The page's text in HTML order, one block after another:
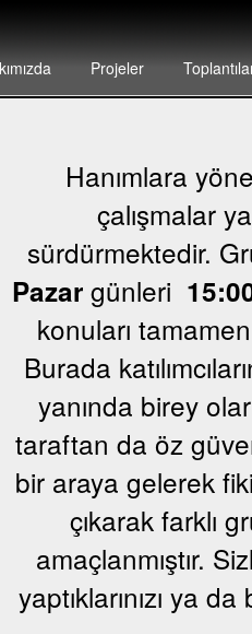
Projeler
Hanımlara
çalışmalar
sürdürmektedir.
Pazar günleri
konuları
Burada
yanında birey
taraftan da öz
bir araya gelerek
çıkarak farklı
amaçlanmıştır.
yaptıklarınızı ya